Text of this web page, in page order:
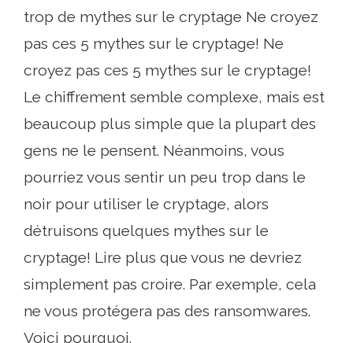
trop de mythes sur le cryptage Ne croyez
pas ces 5 mythes sur le cryptage! Ne
croyez pas ces 5 mythes sur le cryptage!
Le chiffrement semble complexe, mais est
beaucoup plus simple que la plupart des
gens ne le pensent. Néanmoins, vous
pourriez vous sentir un peu trop dans le
noir pour utiliser le cryptage, alors
détruisons quelques mythes sur le
cryptage! Lire plus que vous ne devriez
simplement pas croire. Par exemple, cela
ne vous protégera pas des ransomwares.
Voici pourquoi.